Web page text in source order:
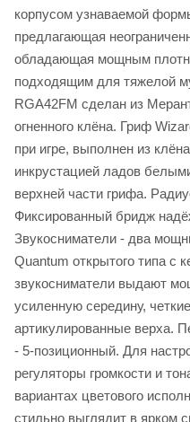
корпусом узнаваемой
предлагающая
обладающая мощным
подходящим для тяжелой
RGA42FM сделан из
огненного клёна. Гриф
при игре, выполнен из
инкрустацией ладов
верхней части грифа.
Фиксированный бридж
Звукосниматели - два
Quantum открытого типа c
звукосниматели выдают
усиленную середину,
артикулированные верха.
- 5-позиционный. Для
регуляторы громкости и
вариантах цветового
стильно выглядит в ярком